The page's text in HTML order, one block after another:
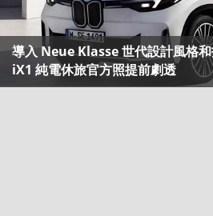
導入 Neue Klasse 世代設計風格
iX1 純電休旅官方照提前劇透